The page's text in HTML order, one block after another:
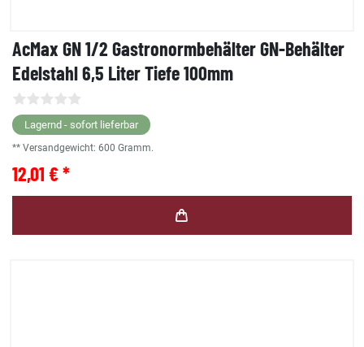
AcMax GN 1/2 Gastronormbehälter GN-Behälter
Edelstahl 6,5 Liter Tiefe 100mm
Lagernd - sofort lieferbar
** Versandgewicht: 600 Gramm.
12,01 € *